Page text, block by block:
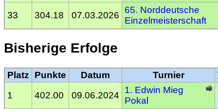
33 304.18 07.03.2026
65. Norddeutsche
Einzelmeisterschaft
Bisherige Erfolge
Platz Punkte Datum Turnier
1
402.00 09.06.2024
1. Edwin Mieg
Pokal